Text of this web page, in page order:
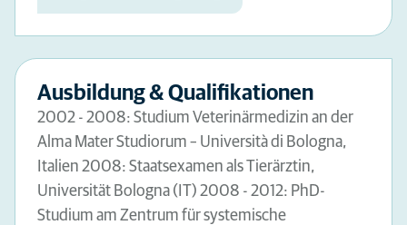
Ausbildung & Qualifikationen
2002 - 2008: Studium Veterinärmedizin an der
Alma Mater Studiorum – Università di Bologna,
Italien 2008: Staatsexamen als Tierärztin,
Universität Bologna (IT) 2008 - 2012: PhD-
Studium am Zentrum für systemische